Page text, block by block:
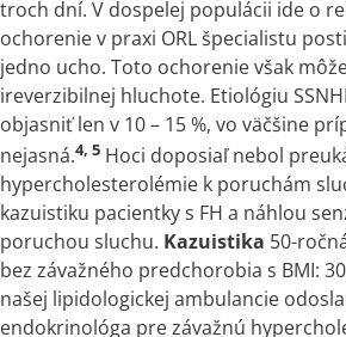
troch dní. V dospelej populácii ide o
ochoreniev praxi ORL špecialistu
jedno ucho. Toto ochorenie však
ireverzibilnej hluchote. Etiológiu
objasniť len v 10 – 15 %, vo väčšine
nejasná.4, 5 Hoci doposiaľ nebol
hypercholesterolémie k poruchám
kazuistiku pacientkys FH a náhlou
poruchou sluchu. Kazuistika 50-
bez závažného predchorobia s BMI:
našej lipidologickej ambulancie
endokrinológa pre závažnú